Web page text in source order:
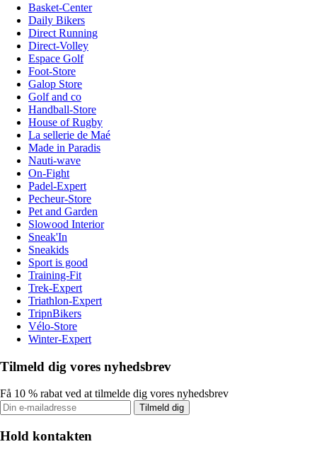
Basket-Center
Daily Bikers
Direct Running
Direct-Volley
Espace Golf
Foot-Store
Galop Store
Golf and co
Handball-Store
House of Rugby
La sellerie de Maé
Made in Paradis
Nauti-wave
On-Fight
Padel-Expert
Pecheur-Store
Pet and Garden
Slowood Interior
Sneak'In
Sneakids
Sport is good
Training-Fit
Trek-Expert
Triathlon-Expert
TripnBikers
Vélo-Store
Winter-Expert
Tilmeld dig vores nyhedsbrev
Få 10 % rabat ved at tilmelde dig vores nyhedsbrev
Tilmeld dig
Hold kontakten